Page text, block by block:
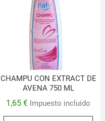
CHAMPU CON EXTRACT DE
AVENA 750 ML
1,65€ Impuesto incluido